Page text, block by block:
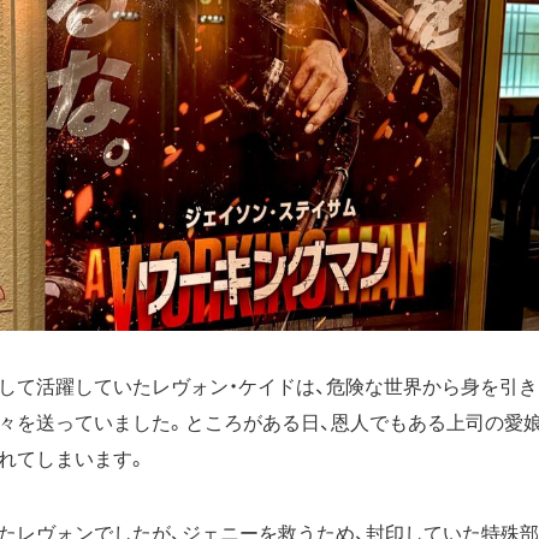
て活躍していたレヴォン・ケイドは、危険な世界から身を引
を送っていました。ところがある日、恩人でもある上司の愛娘
てしまいます。
レヴォンでしたが、ジェニーを救うため、封印していた特殊